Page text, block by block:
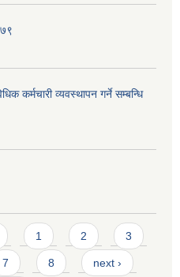
कर्मचारी व्यवस्थापन गर्ने सम्बन्धि
1 2 3
7 8 next ›